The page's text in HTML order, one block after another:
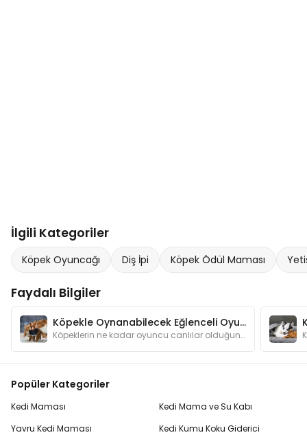
İlgili Kategoriler
Köpek Oyuncağı Diş İpi Köpek Ödül Maması
Faydalı Bilgiler
Köpekle Oynanabilecek Eğlenceli Oyunlar
Köpeklerin ne kadar oyuncu canlılar olduğunu anlatmamıza gerek var mı? Oyunlar hem köpeğinizin zeka gelişimine katkı sağlar hem de onu mutlu eder.
Popüler Kategoriler
Kedi Maması
Yavru Kedi Maması
Kedi Mama ve Su Kabı
Kedi Kumu Koku Giderici